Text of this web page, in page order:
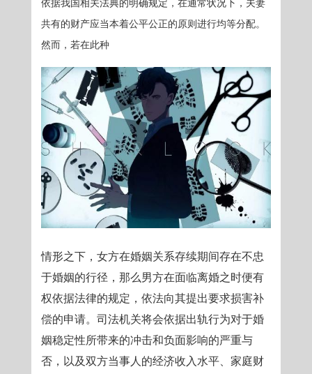
依据我国相关法典的明确规定，在通常状况下，夫妻
共有的财产应当本着公平公正的原则进行均等分配。
然而，若在此种
情形之下，女方在婚姻关系存续期间存在不忠
于婚姻的行径，那么男方在面临离婚之时便有
权依据法律的规定，依法向其提出要求损害补
偿的申请。司法机关将会依据出轨行为对于婚
姻稳定性所带来的冲击和负面影响的严重与
否，以及双方当事人的经济收入水平、家庭财